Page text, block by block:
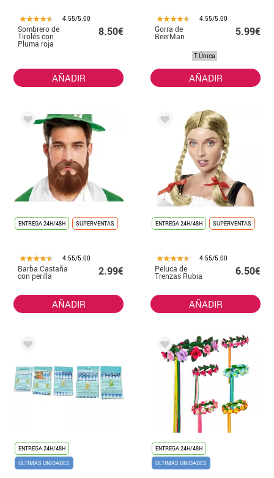
4.55/5.00
Sombrero de
Tirolés con
Pluma roja
8.50€
AÑADIR
4.55/5.00
Gorra de
BeerMan 5.99€
T.Única
AÑADIR
ENTREGA 24H/48H SUPERVENTAS
4.55/5.00
Barba Castaña
con perilla 2.99€
AÑADIR
ENTREGA 24H/48H SUPERVENTAS
4.55/5.00
Peluca de
Trenzas Rubia 6.50€
AÑADIR
ENTREGA 24H/48H
ÚLTIMAS UNIDADES
ENTREGA 24H/48H
ÚLTIMAS UNIDADES